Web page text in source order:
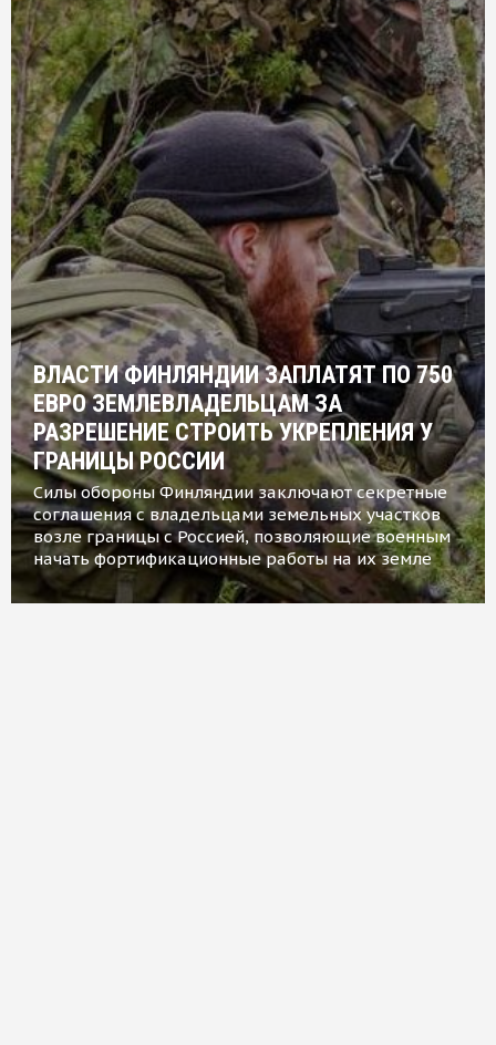
ВЛАСТИ ФИНЛЯНДИИ ЗАПЛАТЯТ ПО 750
ЕВРО ЗЕМЛЕВЛАДЕЛЬЦАМ ЗА
РАЗРЕШЕНИЕ СТРОИТЬ УКРЕПЛЕНИЯ У
ГРАНИЦЫ РОССИИ
Силы обороны Финляндии заключают секретные
соглашения с владельцами земельных участков
возле границы с Россией, позволяющие военным
начать фортификационные работы на их земле